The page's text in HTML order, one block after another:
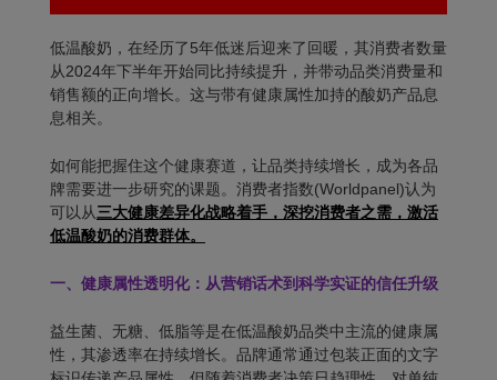
低温酸奶，在经历了5年低迷后迎来了回暖，其消费者数量
从2024年下半年开始同比持续提升，并带动品类消费量和
销售额的正向增长。这与带有健康属性加持的酸奶产品息
息相关。
如何能把握住这个健康赛道，让品类持续增长，成为各品
牌需要进一步研究的课题。消费者指数(Worldpanel)认为
可以 从三大健康差异化战略着手，深挖消费者之需，激活
低温酸奶的消费群体。
一、健康属性透明化： 从营销话术到科学实证的信任升级
益生菌、无糖、低脂等是在低温酸奶品类中主流的健康属
性，其渗透率在持续增长。品牌通常通过包装正面的文字